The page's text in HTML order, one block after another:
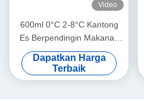
Video
600ml 0°C 2-8°C Kantong
Es Berpendingin Makanan
Daging yang Dapat
Digunakan Kembali untuk
Penggunaan Medis Luar
Dapatkan Harga
Terbaik